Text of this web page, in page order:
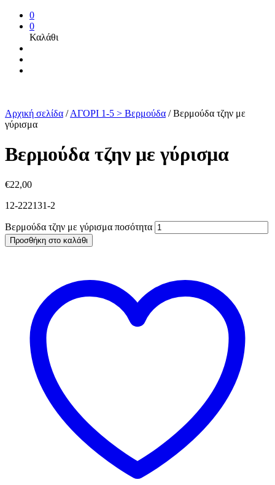
0
0
Καλάθι
Αρχική σελίδα / ΑΓΟΡΙ 1-5 > Βερμούδα /Βερμούδα τζην με
γύρισμα
Βερμούδα τζην με γύρισμα
€22,00
12-222131-2
Βερμούδα τζην με γύρισμα ποσότητα
Προσθήκη στο καλάθι